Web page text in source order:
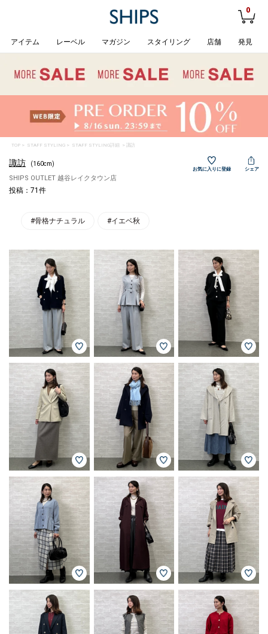
0
アイテム レーベル マガジン スタイリング 店舗 発見
TOP> STAFF STYLING> STAFF STYLING詳細 > 諏訪
諏訪 (160cm)
SHIPS OUTLET 越谷レイクタウン店
投稿：71件
お気に入りに登録 シェア
#骨格ナチュラル #イエベ秋